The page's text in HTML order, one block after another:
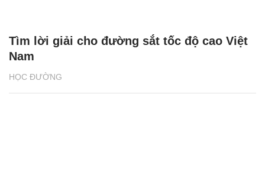
HỌC ĐƯỜNG
Tìm lời giải cho đường sắt tốc độ cao Việt
Nam